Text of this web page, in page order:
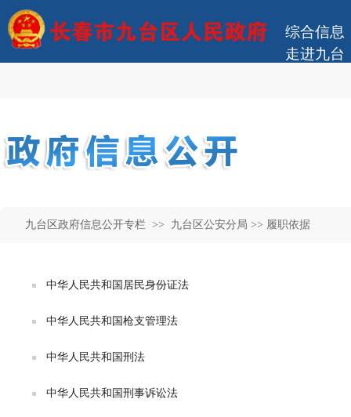
九台区政府信息公开专栏 >> 九台区公安分局 >> 履职依据
中华人民共和国居民身份证法
中华人民共和国枪支管理法
中华人民共和国刑法
中华人民共和国刑事诉讼法